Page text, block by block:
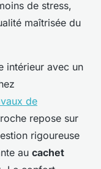
de stress,
maîtrisée du
intérieur avec un
de
repose sur
rigoureuse
au cachet